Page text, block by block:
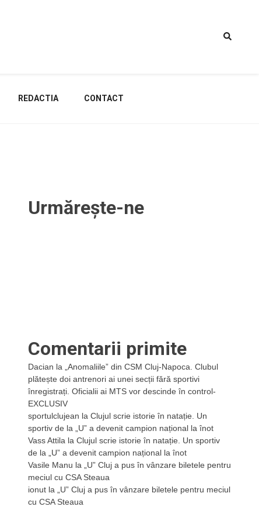
REDACTIA CONTACT
Urmărește-ne
Comentarii primite
Dacian la
„Anomaliile” din CSM Cluj-Napoca. Clubul
plătește doi antrenori ai unei secții fără sportivi
înregistrați. Oficialii ai MTS vor descinde în control-
EXCLUSIV
sportulclujean la Clujul scrie istorie în natație. Un
sportiv de la „U” a devenit campion național la înot
Vass Attila la Clujul scrie istorie în natație. Un sportiv
de la „U” a devenit campion național la înot
Vasile Manu la
„U” Cluj a pus în vânzare biletele pentru
meciul cu CSA Steaua
ionut la
„U” Cluj a pus în vânzare biletele pentru meciul
cu CSA Steaua